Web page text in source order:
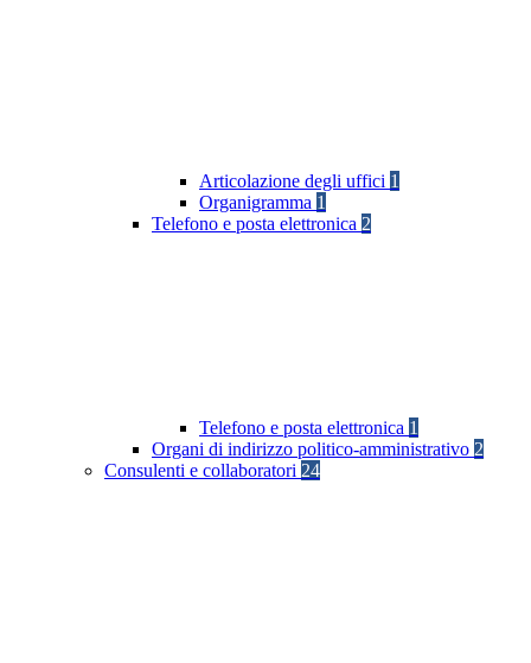
Articolazione degli uffici 1
Organigramma 1
Telefono e posta elettronica 2
Telefono e posta elettronica 1
Organi di indirizzo politico-amministrativo 2
Consulenti e collaboratori 24